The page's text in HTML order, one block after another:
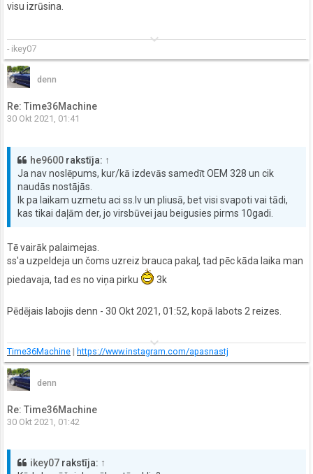
visu izrūsina.
keyboard_arrow_down
- ikey07
denn
Re: Time36Machine
30 Okt 2021, 01:41
he9600 rakstīja: ↑
Ja nav noslēpums, kur/kā izdevās samedīt OEM 328 un cik
naudās nostājās.
Ik pa laikam uzmetu aci ss.lv un pliusā, bet visi svapoti vai tādi,
kas tikai daļām der, jo virsbūvei jau beigusies pirms 10gadi.
Tē vairāk palaimejas.
ss'a uzpeldeja un čoms uzreiz brauca pakaļ, tad pēc kāda laika man
piedavaja, tad es no viņa pirku
3k
Pēdējais labojis denn - 30 Okt 2021, 01:52, kopā labots 2 reizes.
keyboard_arrow_down
Time36Machine | https://www.instagram.com/apasnastj
denn
Re: Time36Machine
30 Okt 2021, 01:42
ikey07 rakstīja: ↑